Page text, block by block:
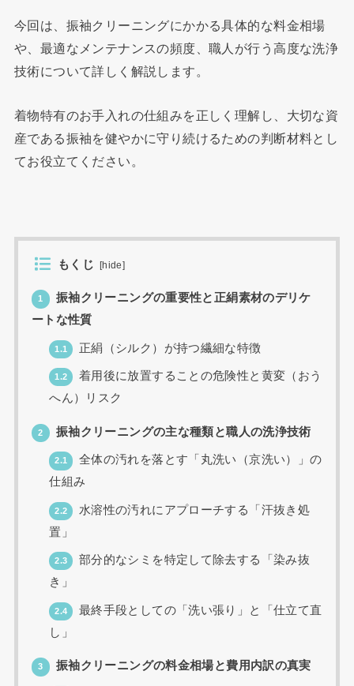
今回は、振袖クリーニングにかかる具体的な料金相場
や、最適なメンテナンスの頻度、職人が行う高度な洗浄
技術について詳しく解説します。
着物特有のお手入れの仕組みを正しく理解し、大切な資
産である振袖を健やかに守り続けるための判断材料とし
てお役立てください。
もくじ [hide]
1
振袖クリーニングの重要性と正絹素材のデリケ
ートな性質
1.1 正絹（シルク）が持つ繊細な特徴
1.2
着用後に放置することの危険性と黄変（おう
へん）リスク
2 振袖クリーニングの主な種類と職人の洗浄技術
2.1
全体の汚れを落とす「丸洗い（京洗い）」の
仕組み
2.2
水溶性の汚れにアプローチする「汗抜き処
置」
2.3
部分的なシミを特定して除去する「染み抜
き」
2.4
最終手段としての「洗い張り」と「仕立て直
し」
3 振袖クリーニングの料金相場と費用内訳の真実